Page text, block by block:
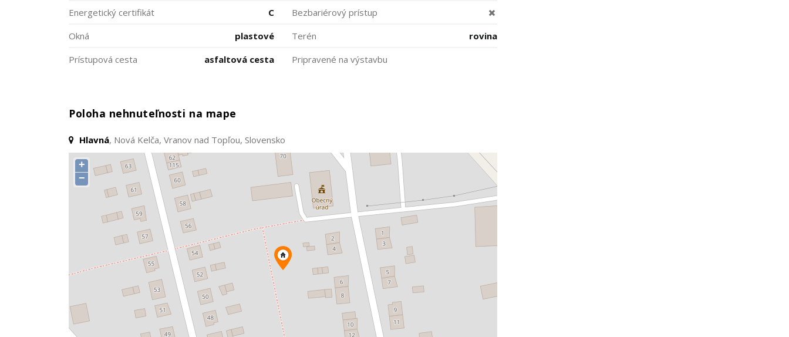
Energetický certifikát
C
Bezbariérový prístup
Okná
plastové Terén
rovina
Prístupová cesta
asfaltová cesta Pripravené na výstavbu
Poloha nehnuteľnosti na mape
Hlavná, Nová Kelča, Vranov nad Topľou, Slovensko
+
−